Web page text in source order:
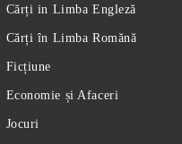
Cărți in Limba Engleză
Cărți în Limba Romănă
Ficțiune
Economie și Afaceri
Jocuri